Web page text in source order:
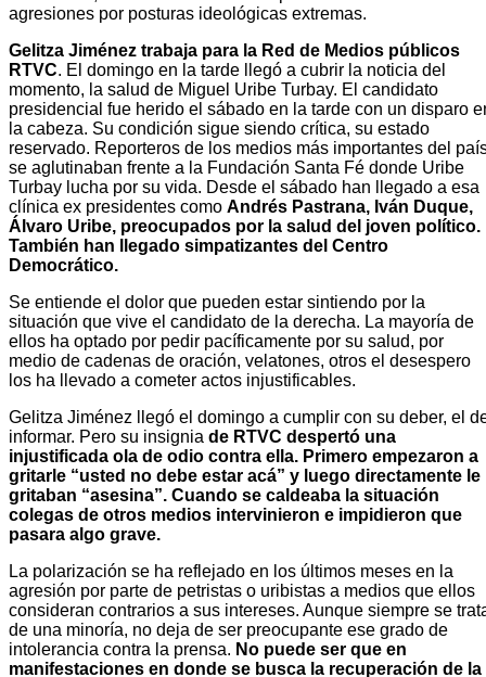
agresiones por posturas ideológicas extremas.
Gelitza Jiménez trabaja para la Red de Medios públicos
RTVC. El domingo en la tarde llegó a cubrir la noticia del
momento, la salud de Miguel Uribe Turbay. El candidato
presidencial fue herido el sábado en la tarde con un disparo
la cabeza. Su condición sigue siendo crítica, su estado
reservado. Reporteros de los medios más importantes del
se aglutinaban frente a la Fundación Santa Fé donde Uribe
Turbay lucha por su vida. Desde el sábado han llegado a esa
clínica ex presidentes como Andrés Pastrana, Iván Duque,
Álvaro Uribe, preocupados por la salud del joven político.
También han llegado simpatizantes del Centro
Democrático.
Se entiende el dolor que pueden estar sintiendo por la
situación que vive el candidato de la derecha. La mayoría de
ellos ha optado por pedir pacíficamente por su salud, por
medio de cadenas de oración, velatones, otros el desespero
los ha llevado a cometer actos injustificables.
Gelitza Jiménez llegó el domingo a cumplir con su deber, el
informar. Pero su insignia de RTVC despertó una
injustificada ola de odio contra ella. Primero empezaron a
gritarle “usted no debe estar acá” y luego directamente le
gritaban “asesina”. Cuando se caldeaba la situación
colegas de otros medios intervinieron e impidieron que
pasara algo grave.
La polarización se ha reflejado en los últimos meses en la
agresión por parte de petristas o uribistas a medios que ellos
consideran contrarios a sus intereses. Aunque siempre se
de una minoría, no deja de ser preocupante ese grado de
intolerancia contra la prensa. No puede ser que en
manifestaciones en donde se busca la recuperación de la